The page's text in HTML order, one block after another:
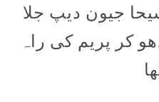
جیون دیپ جلا
کر پریم کی راہ